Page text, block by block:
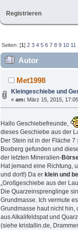
Registrieren
Seiten: [1]2 3 4 5 6 7 8 9 10 11
Autor
aus der Lausitz
Met1998
Kleingeschiebe und
«am: März 15, 2015,
Hallo Geschiebefreunde,
dieses Geschiebe aus der
Der Stein ist in der Fläche
Boxberg gefunden und
der letzten Mineralien-
Hat jemand eine Richtung,
und dort!) Da er klein und
„Großgeschiebe aus der
Die Quarzeinsprenglinge
Grundmasse. Ich vermute
Grundmasse haut nicht hin,
aus Alkalifeldspat und
(siehe kristallin.de,